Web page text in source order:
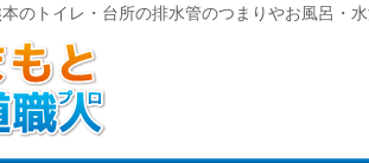
本のトイレ・台所の排水管のつまりやお風呂